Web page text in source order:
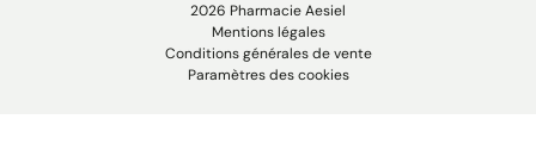
2026 Pharmacie Aesiel
Mentions légales
Conditions générales de vente
Paramètres des cookies